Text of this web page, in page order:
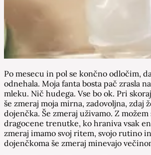
Po mesecu in pol se končno odločim,
odnehala. Moja fanta bosta pač zrasla
mleku. Nič hudega. Vse bo ok. Pri
še zmeraj moja mirna, zadovoljna, zdaj
dojenčka. Še zmeraj uživamo. Z
dragocene trenutke, ko hraniva vsak
zmeraj imamo svoj ritem, svojo rutino
dojenčkoma še zmeraj minevajo